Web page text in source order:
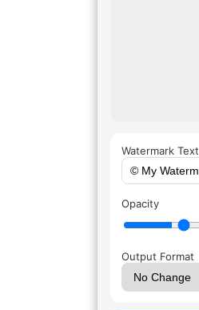
Watermark Text
Opacity
Output Format